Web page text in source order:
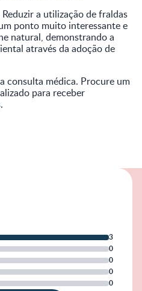
a utilização de fraldas
ponto muito interessante e
natural, demonstrando a
através da adoção de
consulta médica. Procure um
para receber
3
0
0
0
0